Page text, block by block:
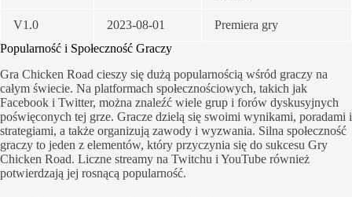
V1.0 2023-08-01
Premiera gry
Popularność i Społeczność Graczy
Gra Chicken Road cieszy się dużą popularnością wśród graczy na
całym świecie. Na platformach społecznościowych, takich jak
Facebook i Twitter, można znaleźć wiele grup i forów dyskusyjnych
poświęconych tej grze. Gracze dzielą się swoimi wynikami, poradami i
strategiami, a także organizują zawody i wyzwania. Silna społeczność
graczy to jeden z elementów, który przyczynia się do sukcesu Gry
Chicken Road. Liczne streamy na Twitchu i YouTube również
potwierdzają jej rosnącą popularność.